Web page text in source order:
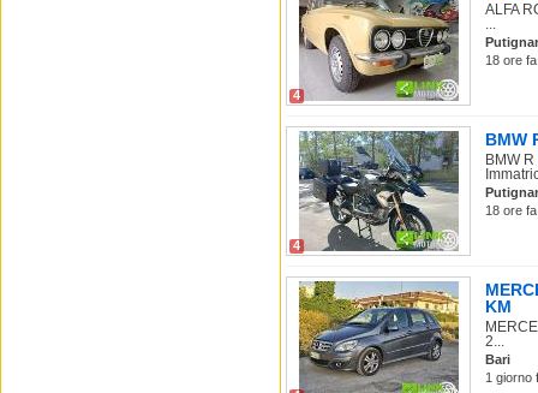
4
ALFA
...
18 ore
4
BMW
BMW
18 ore
KM
2...
Bari
1 giorno